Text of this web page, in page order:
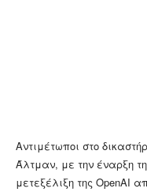
Αντιμέτωποι στο
Άλτμαν, με την έναρξη
μετεξέλιξη της OpenAI